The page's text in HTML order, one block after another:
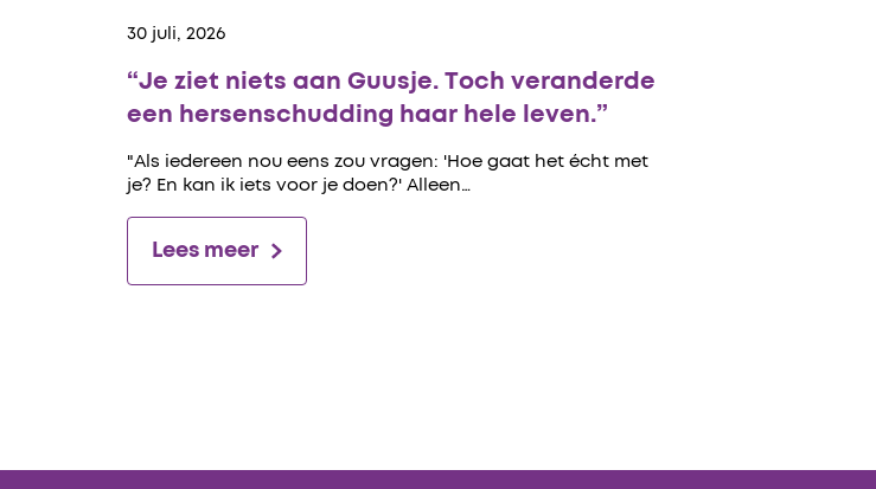
30 juli, 2026
“Je ziet niets aan Guusje. Toch veranderde
een hersenschudding haar hele leven.”
"Als iedereen nou eens zou vragen: 'Hoe gaat het écht met
je? En kan ik iets voor je doen?' Alleen…
Lees meer